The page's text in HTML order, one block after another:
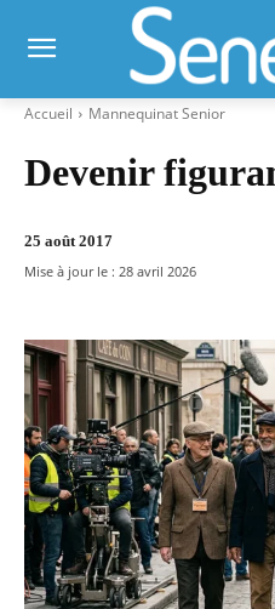
Accueil Mannequinat Senior
Devenir
25 août 2017
Mise à jour le : 28 avril 2026